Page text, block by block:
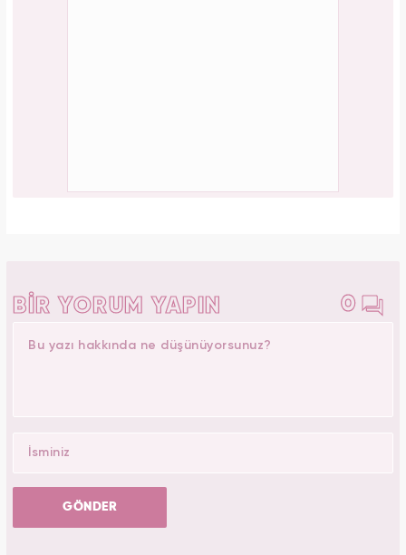
BİR YORUM YAPIN 0
GÖNDER